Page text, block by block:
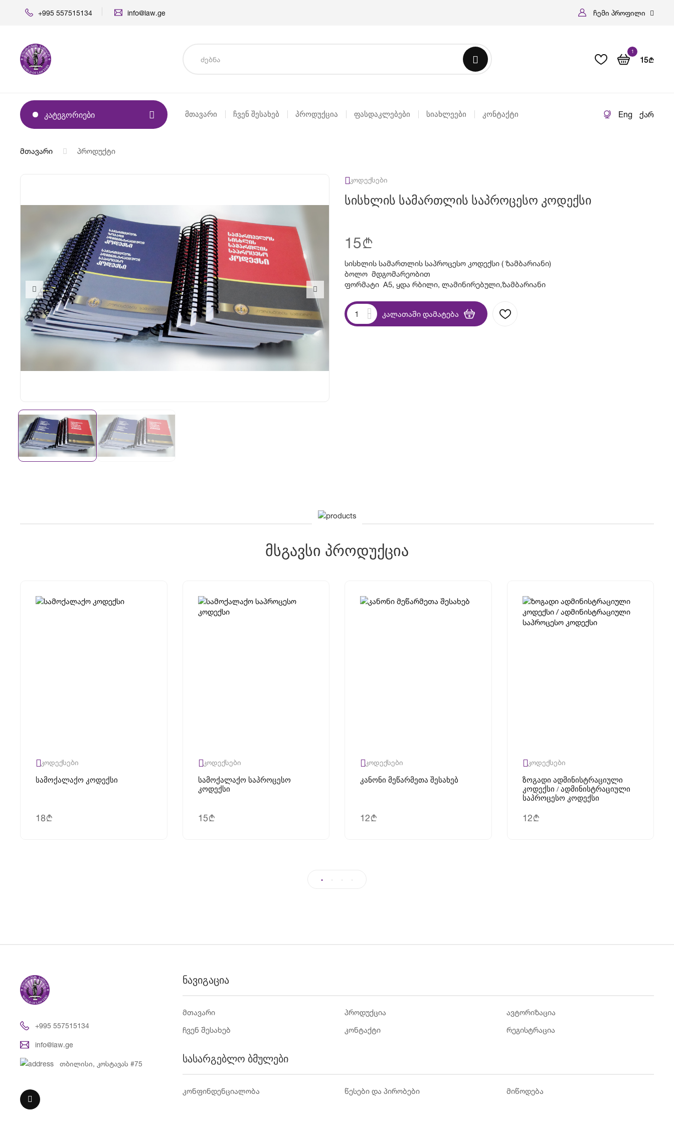
+995 557515134 info@law.ge ჩემი პროფილი
1
15b
Კატეგორიები Მთავარი Ჩვენ Შესახებ Პროდუქცია Ფასდაკლებები Სიახლეები Კონტაქტი Eng ქარ
მთავარი პროდუქტი
კოდექსები
Სისხლის Სამართლის Საპროცესო Კოდექსი
15b
სისხლის სამართლის საპროცესო კოდექსი ( ზამბარიანი)
ბოლო მდგომარეობით
ფორმატი A5, ყდა რბილი, ლამინირებული,ზამბარიანი
კალათაში დამატება
მსგავსი პროდუქცია
კოდექსები
Სამოქალაქო Კოდექსი
18b
კოდექსები
Სამოქალაქო Საპროცესო
Კოდექსი
15b
კოდექსები
Კანონი Მეწარმეთა Შესახებ
12b
კოდექსები
Ზოგადი Ადმინისტრაციული
Კოდექსი / Ადმინისტრაციული
Საპროცესო Კოდექსი
12b
+995 557515134
info@law.ge
თბილისი, კოსტავას #75
ნავიგაცია
მთავარი
ჩვენ შესახებ
პროდუქცია
კონტაქტი
ავტორიზაცია
რეგისტრაცია
სასარგებლო ბმულები
კონფინდენციალობა წესები და პირობები მიწოდება